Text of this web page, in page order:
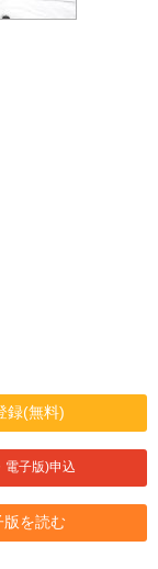
録(無料)
電子版)申込
版を読む